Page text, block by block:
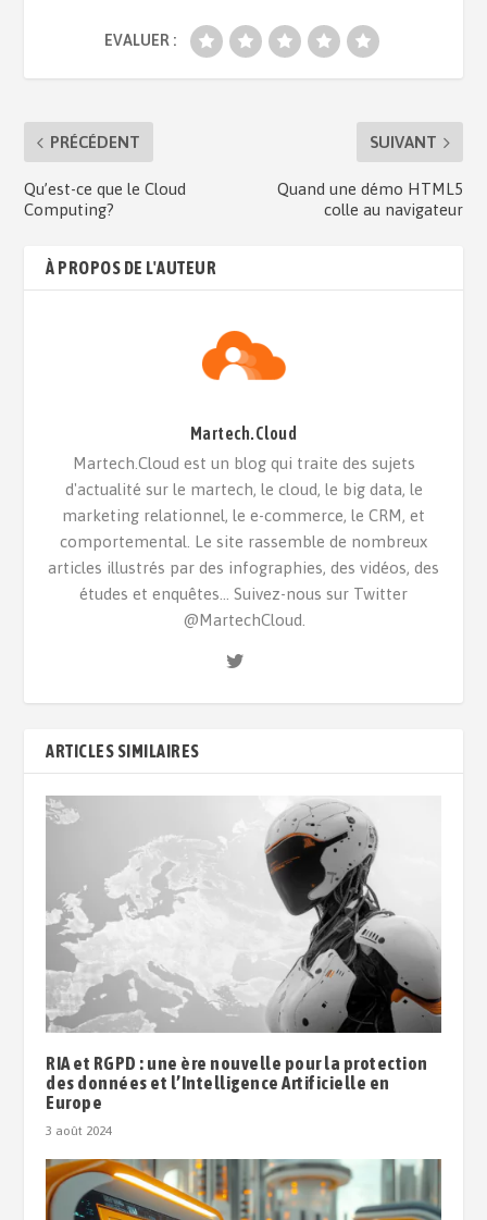
EVALUER :
PRÉCÉDENT
Qu’est-ce que le Cloud
Computing?
SUIVANT
Quand une démo HTML5
colle au navigateur
À PROPOS DE L'AUTEUR
Martech.Cloud
Martech.Cloud est un blog qui traite des sujets
d'actualité sur le martech, le cloud, le big data, le
marketing relationnel, le e-commerce, le CRM, et
comportemental. Le site rassemble de nombreux
articles illustrés par des infographies, des vidéos, des
études et enquêtes... Suivez-nous sur Twitter
@MartechCloud.
ARTICLES SIMILAIRES
RIA et RGPD : une ère nouvelle pour la protection
des données et l’Intelligence Artificielle en
Europe
3 août 2024